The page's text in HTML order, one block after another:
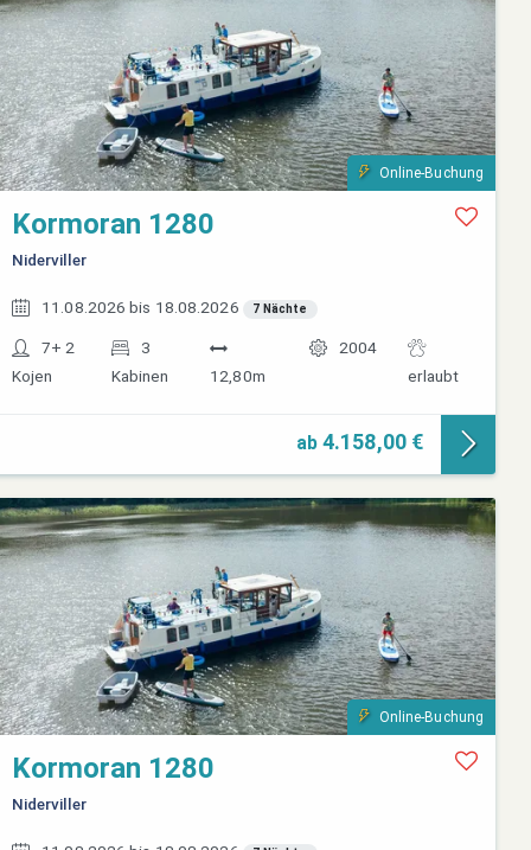
Online-Buchung
Kormoran 1280
Niderviller
11.08.2026 bis 18.08.2026 7 Nächte
7+ 2
Kojen
3
Kabinen
12,80m
2004
erlaubt
ab 4.158,00 €
Online-Buchung
Kormoran 1280
Niderviller